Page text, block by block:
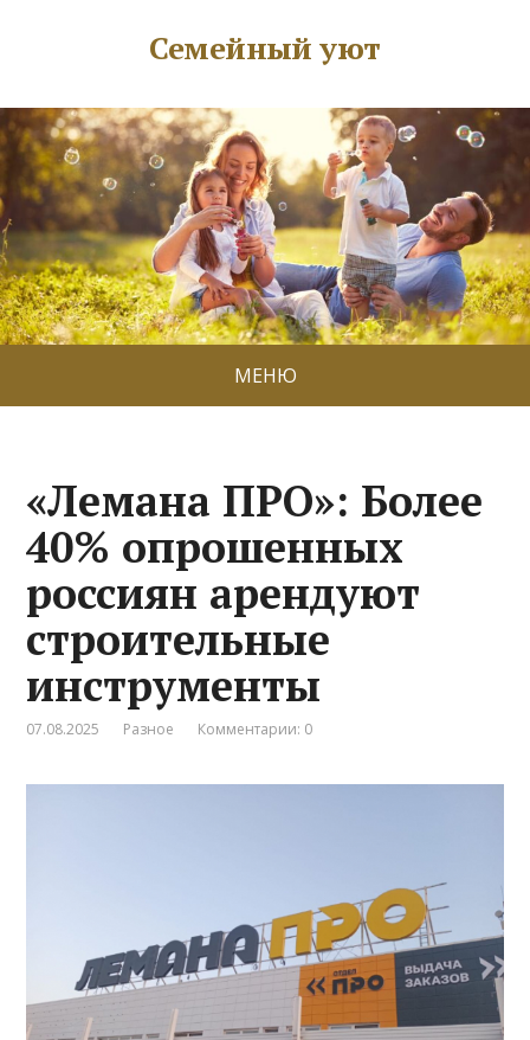
Семейный уют
МЕНЮ
«Лемана ПРО»: Более
40% опрошенных
россиян арендуют
строительные
инструменты
07.08.2025 Разное Комментарии: 0